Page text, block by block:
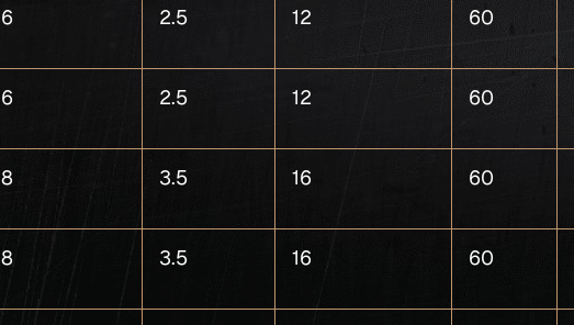
6 2.5 12 60
6 2.5 12 60
8 3.5 16 60
8 3.5 16 60